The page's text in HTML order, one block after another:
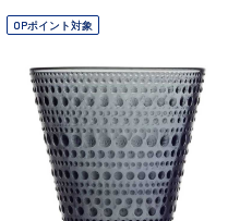
OPポイント対象